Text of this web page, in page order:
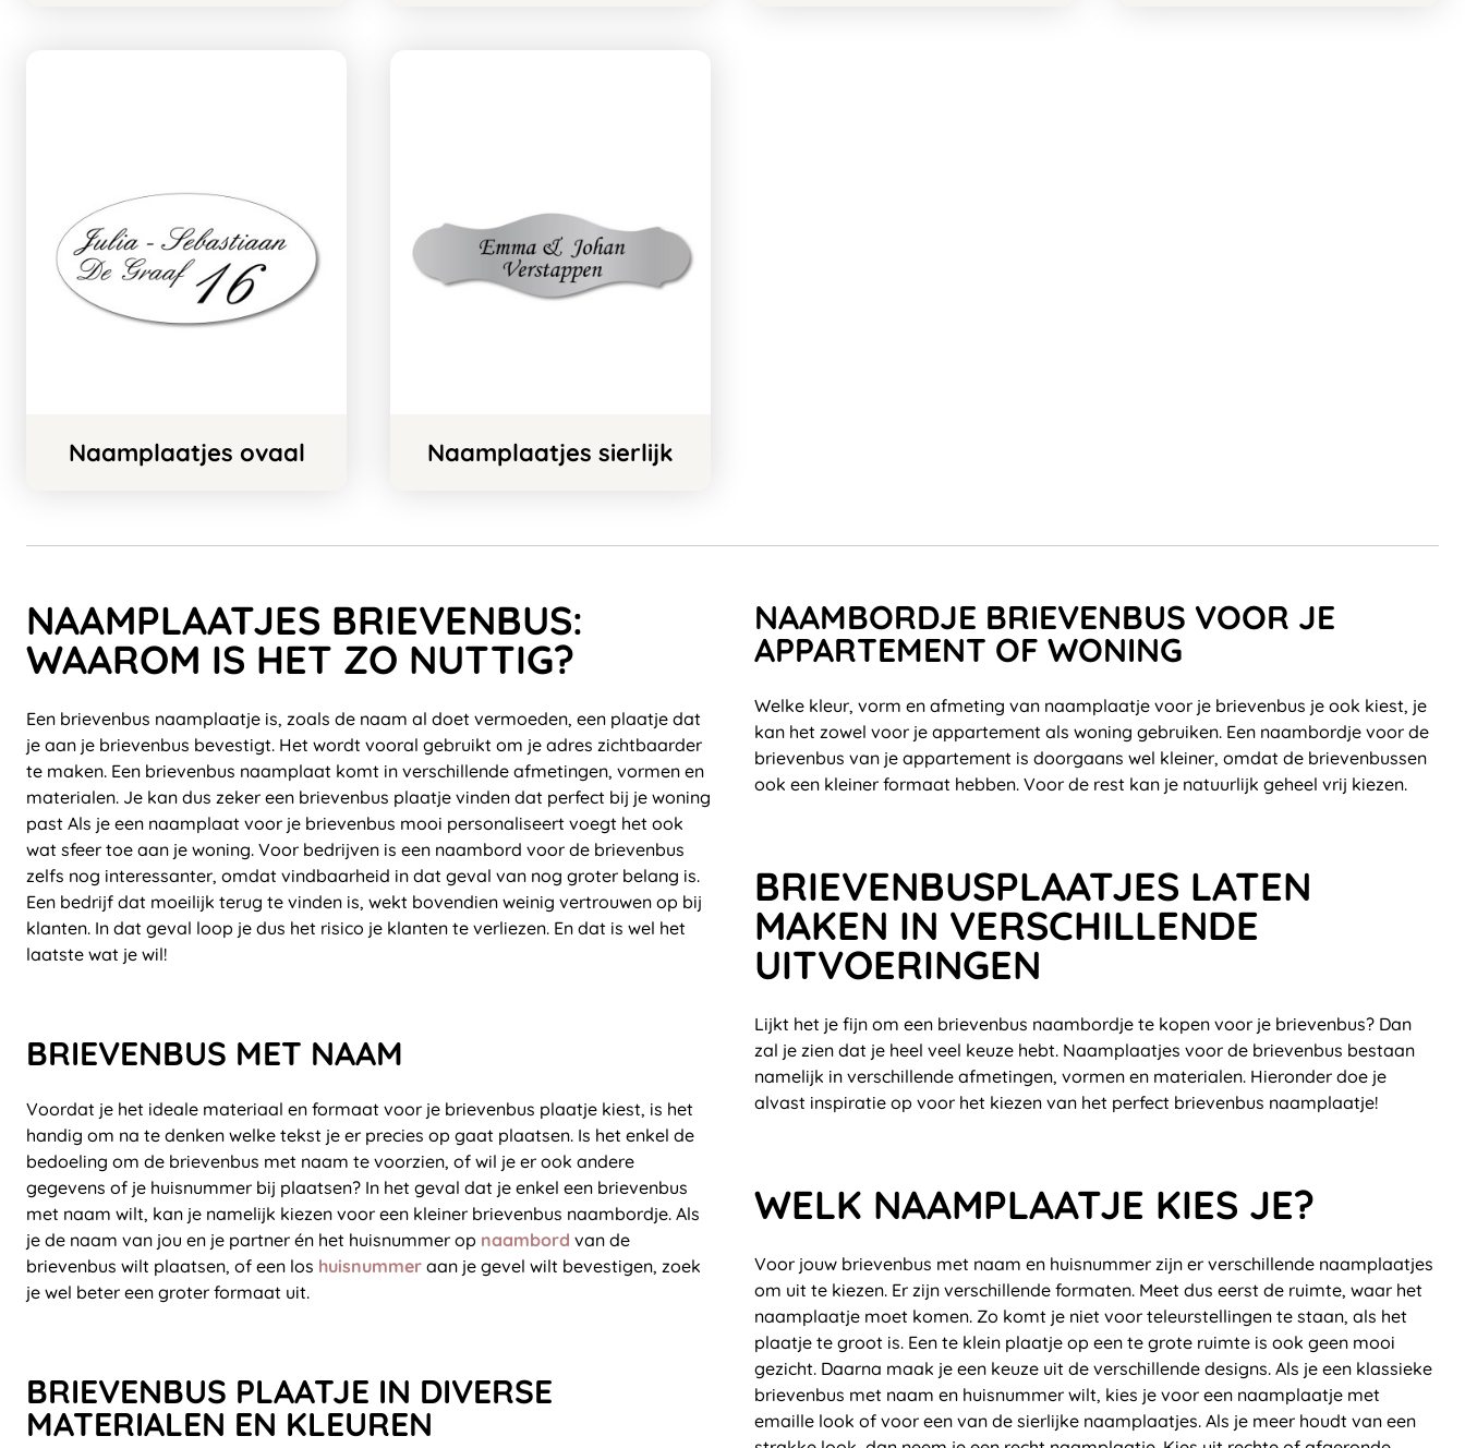
Naamplaatjes ovaal Naamplaatjes sierlijk
NAAMPLAATJES BRIEVENBUS:
WAAROM IS HET ZO NUTTIG?
Een brievenbus naamplaatje is, zoals de naam al doet vermoeden, een plaatje dat
je aan je brievenbus bevestigt. Het wordt vooral gebruikt om je adres zichtbaarder
te maken. Een brievenbus naamplaat komt in verschillende afmetingen, vormen en
materialen. Je kan dus zeker een brievenbus plaatje vinden dat perfect bij je woning
past Als je een naamplaat voor je brievenbus mooi personaliseert voegt het ook
wat sfeer toe aan je woning. Voor bedrijven is een naambord voor de brievenbus
zelfs nog interessanter, omdat vindbaarheid in dat geval van nog groter belang is.
Een bedrijf dat moeilijk terug te vinden is, wekt bovendien weinig vertrouwen op bij
klanten. In dat geval loop je dus het risico je klanten te verliezen. En dat is wel het
laatste wat je wil!
BRIEVENBUS MET NAAM
Voordat je het ideale materiaal en formaat voor je brievenbus plaatje kiest, is het
handig om na te denken welke tekst je er precies op gaat plaatsen. Is het enkel de
bedoeling om de brievenbus met naam te voorzien, of wil je er ook andere
gegevens of je huisnummer bij plaatsen? In het geval dat je enkel een brievenbus
met naam wilt, kan je namelijk kiezen voor een kleiner brievenbus naambordje. Als
je de naam van jou en je partner én het huisnummer op naambord van de
brievenbus wilt plaatsen, of een los huisnummer aan je gevel wilt bevestigen, zoek
je wel beter een groter formaat uit.
BRIEVENBUS PLAATJE IN DIVERSE
MATERIALEN EN KLEUREN
NAAMBORDJE BRIEVENBUS VOOR JE
APPARTEMENT OF WONING
Welke kleur, vorm en afmeting van naamplaatje voor je brievenbus je ook kiest, je
kan het zowel voor je appartement als woning gebruiken. Een naambordje voor de
brievenbus van je appartement is doorgaans wel kleiner, omdat de brievenbussen
ook een kleiner formaat hebben. Voor de rest kan je natuurlijk geheel vrij kiezen.
BRIEVENBUSPLAATJES LATEN
MAKEN IN VERSCHILLENDE
UITVOERINGEN
Lijkt het je fijn om een brievenbus naambordje te kopen voor je brievenbus? Dan
zal je zien dat je heel veel keuze hebt. Naamplaatjes voor de brievenbus bestaan
namelijk in verschillende afmetingen, vormen en materialen. Hieronder doe je
alvast inspiratie op voor het kiezen van het perfect brievenbus naamplaatje!
WELK NAAMPLAATJE KIES JE?
Voor jouw brievenbus met naam en huisnummer zijn er verschillende naamplaatjes
om uit te kiezen. Er zijn verschillende formaten. Meet dus eerst de ruimte, waar het
naamplaatje moet komen. Zo komt je niet voor teleurstellingen te staan, als het
plaatje te groot is. Een te klein plaatje op een te grote ruimte is ook geen mooi
gezicht. Daarna maak je een keuze uit de verschillende designs. Als je een klassieke
brievenbus met naam en huisnummer wilt, kies je voor een naamplaatje met
emaille look of voor een van de sierlijke naamplaatjes. Als je meer houdt van een